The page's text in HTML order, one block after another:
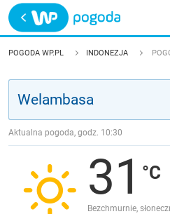
Trwa ładowanie
POLSKA
JAKOŚĆ POWIETRZA
POGODA WP.PL INDONEZJA
Aktualna pogoda, godz. 10:30
31
Bezchmurnie,